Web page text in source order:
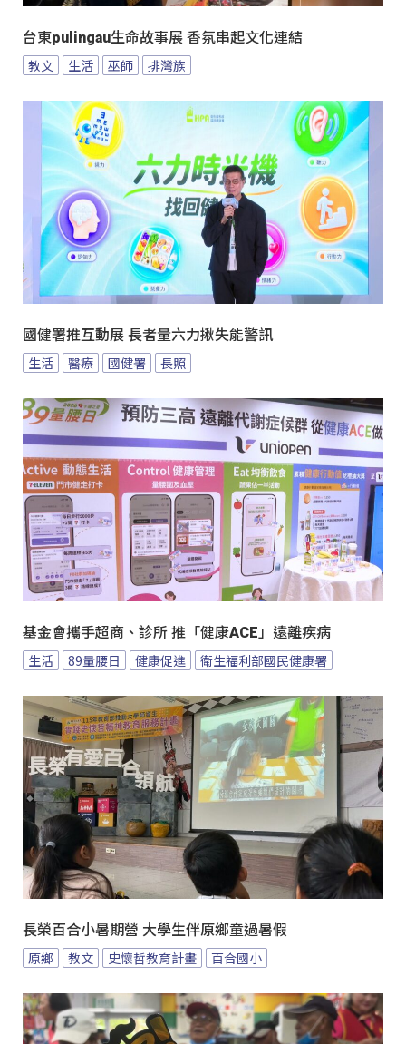
台東pulingau生命故事展 香氛串起文化連結
教文 生活 巫師 排灣族
國健署推互動展 長者量六力揪失能警訊
生活 醫療 國健署 長照
基金會攜手超商、診所 推「健康ACE」遠離疾病
生活 89量腰日 健康促進 衛生福利部國民健康署
長榮百合小暑期營 大學生伴原鄉童過暑假
原鄉 教文 史懷哲教育計畫 百合國小